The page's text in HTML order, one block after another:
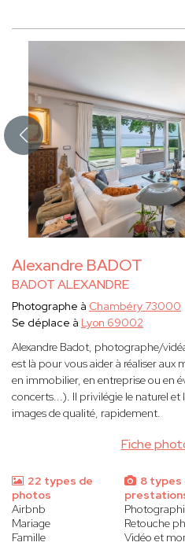
Alexandre BADOT
BADOT ALEXANDRE
Fiche
Photographe à Chambéry 73000
Se déplace à Lyon 69002
Alexandre Badot, photographe/
est là pour vous aider à réaliser aux
en immobilier, en entreprise ou en
concerts...). Il privilégie le naturel et
images de qualité, rapidement.
22 types de
photos
Airbnb
Mariage
Famille
8 types
Retouche
Vidéo et